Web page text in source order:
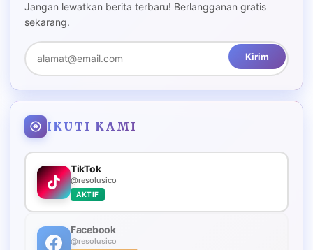
Jangan lewatkan berita terbaru! Berlangganan gratis
sekarang.
Kirim
IKUTI KAMI
TikTok
@resolusico
AKTIF
Facebook
@resolusico